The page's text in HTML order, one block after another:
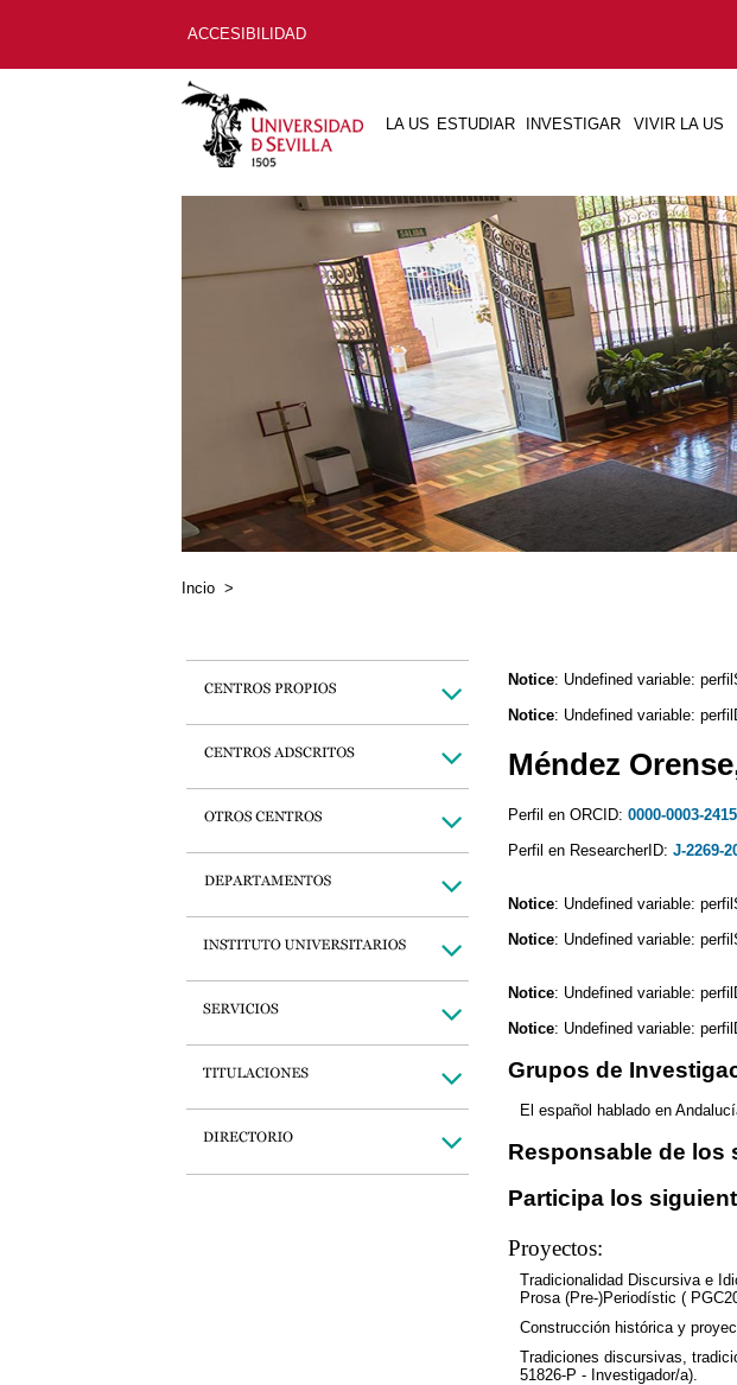
ACCESIBILIDAD
LA US ESTUDIAR INVESTIGAR VIVIR LA US
Incio >
Notice: Undefined variable:
Notice: Undefined variable:
Méndez
Perfil en ORCID: 0000-0003-
Perfil en ResearcherID: J-2269-
Notice: Undefined variable:
Notice: Undefined variable:
Notice: Undefined variable:
Notice: Undefined variable:
Grupos de
El español hablado en
Responsable de los
Participa los
Proyectos:
Tradicionalidad Discursiva e
Prosa (Pre-)Periodístic (
Construcción histórica y
Tradiciones discursivas,
51826-P - Investigador/a).